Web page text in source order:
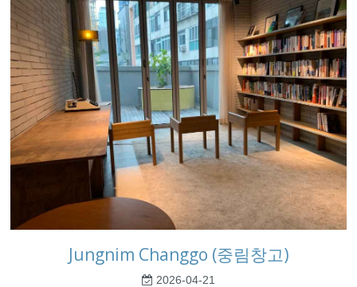
Jungnim Changgo (중림창고)
2026-04-21